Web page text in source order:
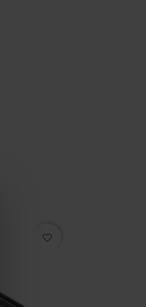
favorite_border